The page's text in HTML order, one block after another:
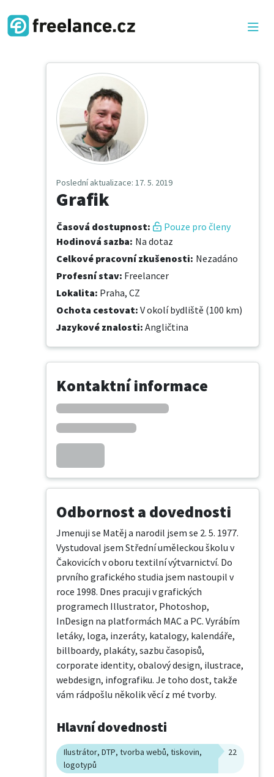
Poslední aktualizace: 17. 5. 2019
Grafik
Časová dostupnost:
Pouze pro členy
Hodinová sazba: Na dotaz
Celkové pracovní zkušenosti: Nezadáno
Profesní stav: Freelancer
Lokalita: Praha, CZ
Ochota cestovat: V okolí bydliště (100 km)
Jazykové znalosti: Angličtina
Kontaktní informace
Odbornost a dovednosti
Jmenuji se Matěj a narodil jsem se 2. 5. 1977.
Vystudoval jsem Střední uměleckou školu v
Čakovicích v oboru textilní výtvarnictví. Do
prvního grafického studia jsem nastoupil v
roce 1998. Dnes pracuji v grafických
programech Illustrator, Photoshop,
InDesign na platformách MAC a PC. Vyrábím
letáky, loga, inzeráty, katalogy, kalendáře,
billboardy, plakáty, sazbu časopisů,
corporate identity, obalový design, ilustrace,
webdesign, infografiku. Je toho dost, takže
vám rádpošlu několik věcí z mé tvorby.
Hlavní dovednosti
Ilustrátor, DTP, tvorba webů, tiskovin,
logotypů
22